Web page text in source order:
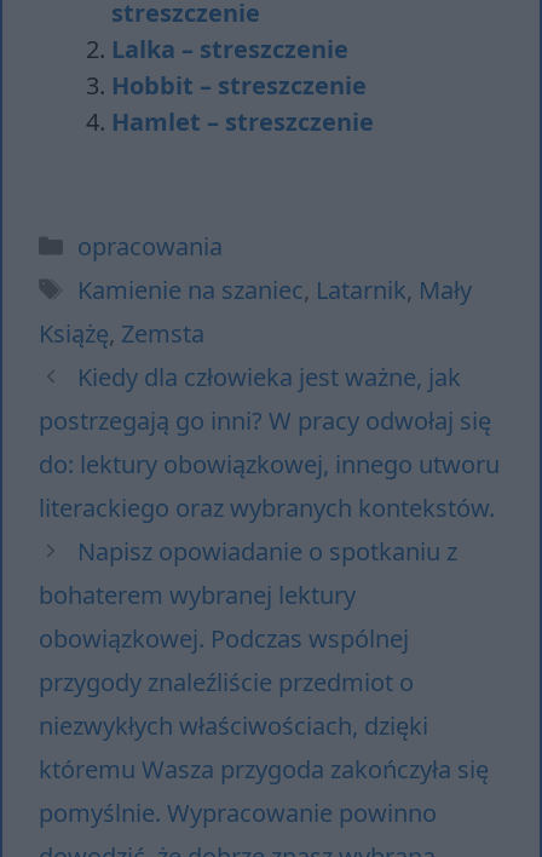
streszczenie
Lalka – streszczenie
Hobbit – streszczenie
Hamlet – streszczenie
Kategorie
opracowania
Tagi
Kamienie na szaniec, Latarnik, Mały
Książę, Zemsta
Kiedy dla człowieka jest ważne, jak
postrzegają go inni? W pracy odwołaj się
do: lektury obowiązkowej, innego utworu
literackiego oraz wybranych kontekstów.
Napisz opowiadanie o spotkaniu z
bohaterem wybranej lektury
obowiązkowej. Podczas wspólnej
przygody znaleźliście przedmiot o
niezwykłych właściwościach, dzięki
któremu Wasza przygoda zakończyła się
pomyślnie. Wypracowanie powinno